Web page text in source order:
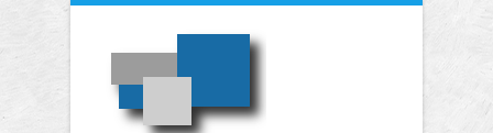
Direkt zum Inhalt